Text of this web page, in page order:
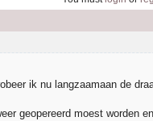
ik nu langzaamaan de
geopereerd moest worden